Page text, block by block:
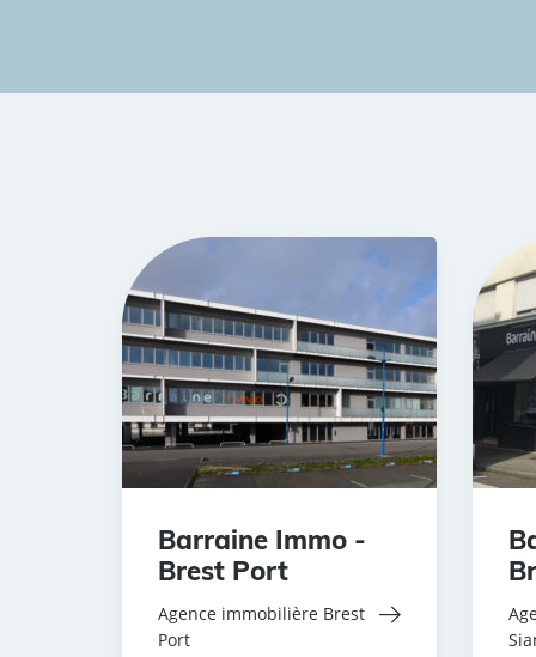
Barraine Immo -
Brest Port
Agence immobilière Brest
Port